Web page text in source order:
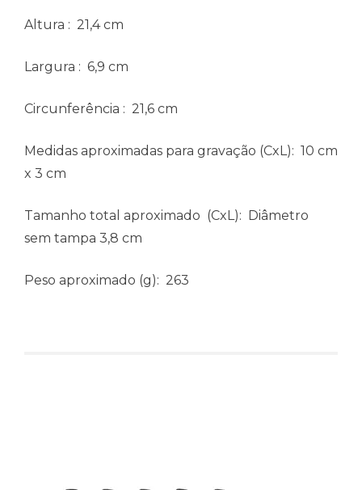
Altura : 21,4 cm
Largura : 6,9 cm
Circunferência : 21,6 cm
Medidas aproximadas para gravação (CxL): 10 cm
x 3 cm
Tamanho total aproximado (CxL): Diâmetro
sem tampa 3,8 cm
Peso aproximado (g): 263